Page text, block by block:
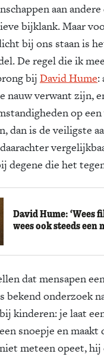
aan
bijklank. Maar
bij ons staan is
De regel die ik
bij David Hume:
nauw verwant zijn,
op
dan is de veiligste
degene die het
David Hume: ‘​Wees
wees ook steeds een
dat mensapen
bekend onderzoek
kinderen: je laat
snoepje en
meteen opeet, hij